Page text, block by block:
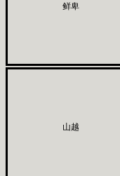
鲜卑
山越